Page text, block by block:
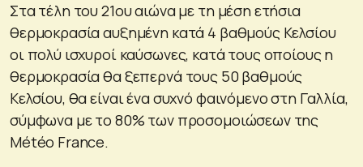
Στα τέλη του 21ου αιώνα με τη μέση ετήσια
θερμοκρασία αυξημένη κατά 4 βαθμούς Κελσίου
οι πολύ ισχυροί καύσωνες, κατά τους οποίους η
θερμοκρασία θα ξεπερνά τους 50 βαθμούς
Κελσίου, θα είναι ένα συχνό φαινόμενο στη Γαλλία,
σύμφωνα με το 80% των προσομοιώσεων της
Météo France.